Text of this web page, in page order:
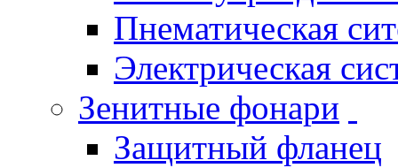
Пнематическая
Электрическая
Зенитные фонари
Защитный фланец